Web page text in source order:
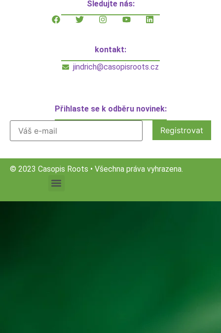
Sledujte nás:
kontakt:
jindrich@casopisroots.cz
Přihlaste se k odběru novinek:
© 2023 Casopis Roots • Všechna práva vyhrazena.